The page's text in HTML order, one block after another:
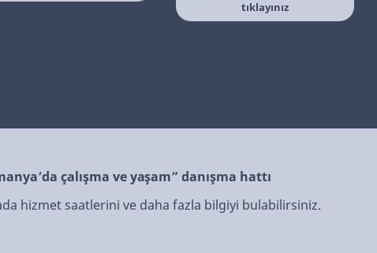
tıklayınız
çalışma ve yaşam” danışma hattı
hizmet saatlerini ve daha fazla bilgiyi bulabilirsiniz.